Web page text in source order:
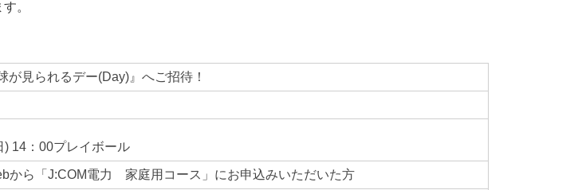
。
が見られるデー(Day)』へご招待！
) 14：00プレイボール
から「J:COM電力 家庭用コース」にお申込みいただいた方